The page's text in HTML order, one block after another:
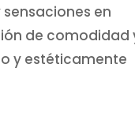
en
de comodidad
y estéticamente